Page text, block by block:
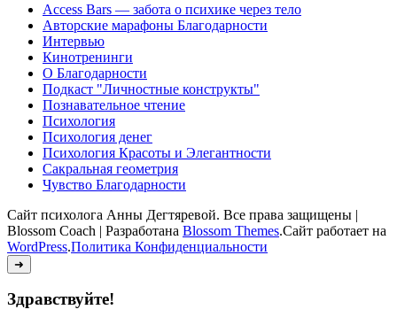
Access Bars — забота о психике через тело
Авторские марафоны Благодарности
Интервью
Кинотренинги
О Благодарности
Подкаст "Личностные конструкты"
Познавательное чтение
Психология
Психология денег
Психология Красоты и Элегантности
Сакральная геометрия
Чувство Благодарности
Сайт психолога Анны Дегтяревой. Все права защищены |
Blossom Coach | Разработана Blossom Themes.Сайт работает на
WordPress.Политика Конфиденциальности
➜
Здравствуйте!